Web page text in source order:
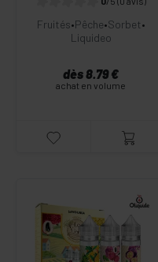
Fruités•Pêche•Sorbet•
Liquideo
dès 8.79 €
achat en volume